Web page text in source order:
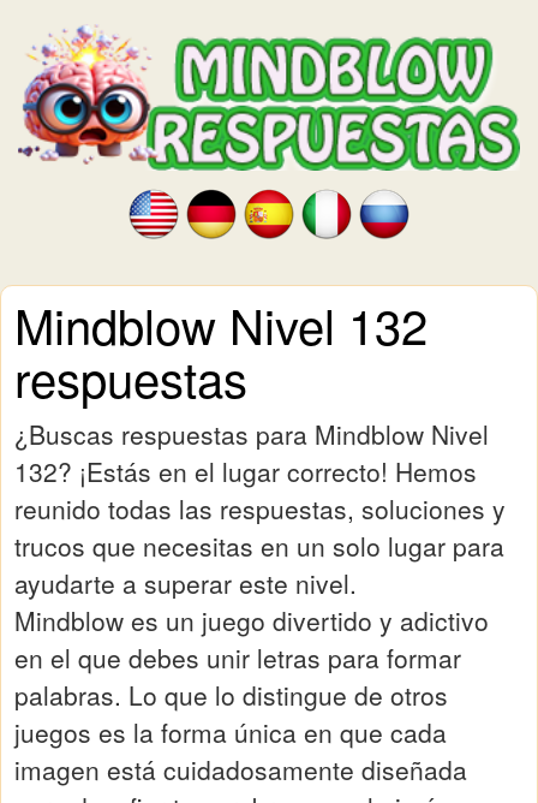
Mindblow Nivel 132
respuestas
¿Buscas respuestas para Mindblow Nivel
132? ¡Estás en el lugar correcto! Hemos
reunido todas las respuestas, soluciones y
trucos que necesitas en un solo lugar para
ayudarte a superar este nivel.
Mindblow es un juego divertido y adictivo
en el que debes unir letras para formar
palabras. Lo que lo distingue de otros
juegos es la forma única en que cada
imagen está cuidadosamente diseñada